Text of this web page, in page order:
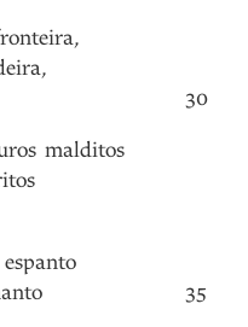
,
,
malditos
espanto
30
35